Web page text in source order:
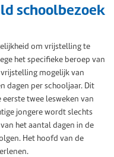
schoolbezoek
om vrijstelling te
het specifieke beroep van
mogelijk van
dagen per schooljaar. Dit
twee lesweken van
jongere wordt slechts
het aantal dagen in de
Het hoofd van de